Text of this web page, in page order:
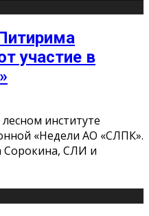
участие в
институте
«Недели АО «СЛПК».
Сорокина, СЛИ и